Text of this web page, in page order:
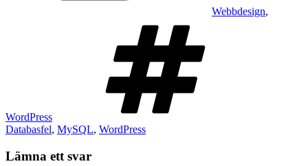
Webbdesign,
WordPress
Databasfel, MySQL, WordPress
Lämna ett svar